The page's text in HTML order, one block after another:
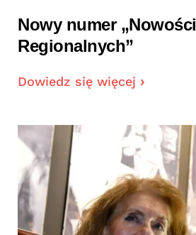
Nowy numer „Nowości
Regionalnych”
Dowiedz się więcej